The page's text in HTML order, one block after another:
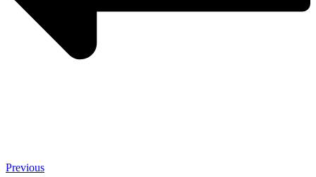
Previous